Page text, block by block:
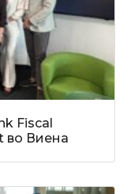
Fiscal
во Виена